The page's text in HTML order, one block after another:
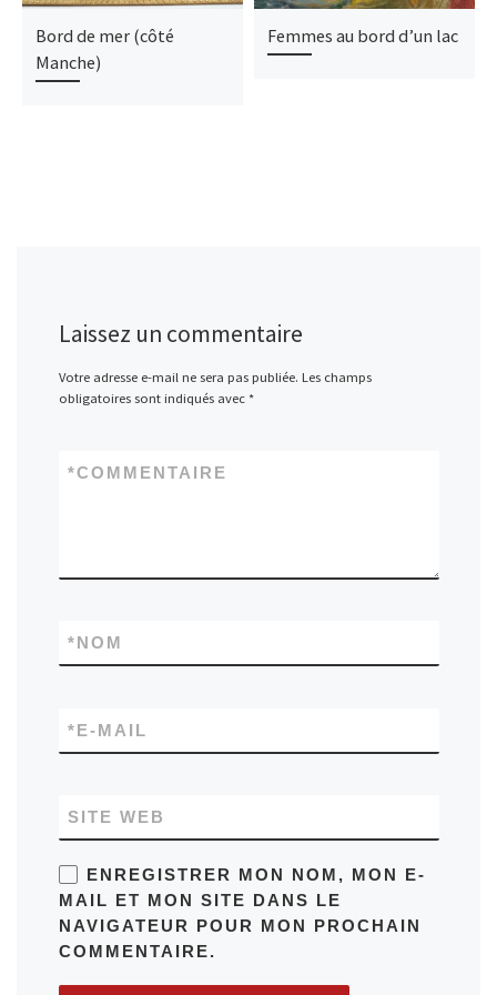
Bord de mer (côté
Manche)
Femmes au bord d’un lac
Laissez un commentaire
Votre adresse e-mail ne sera pas publiée. Les champs
obligatoires sont indiqués avec *
COMMENTAIRE
*
NOM
*
E-MAIL
*
SITE WEB
ENREGISTRER MON NOM, MON E-
MAIL ET MON SITE DANS LE
NAVIGATEUR POUR MON PROCHAIN
COMMENTAIRE.